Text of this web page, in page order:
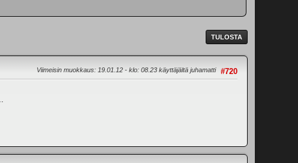
TULOSTA
#720
Viimeisin muokkaus: 19.01.12 - klo: 08.23 käyttäjältä juhamatti